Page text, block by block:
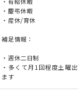
・慶弔休暇
・産休/育休
補足情報：
・週休二日制
・多くて月1回程度土曜
ます